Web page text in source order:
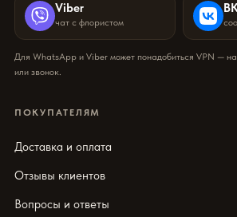
Viber
чат с флористом
Для WhatsApp и Viber может понадобиться VPN —
или звонок.
ПОКУПАТЕЛЯМ
Доставка и оплата
Отзывы клиентов
Вопросы и ответы